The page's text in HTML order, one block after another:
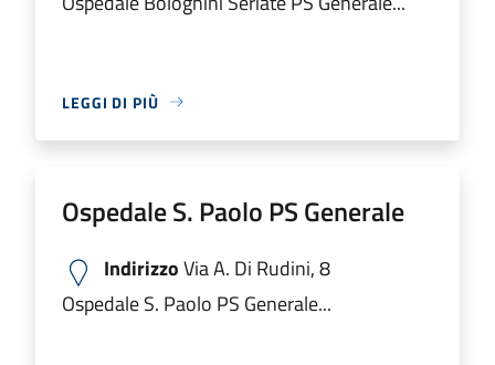
LEGGI DI PIÙ
Ospedale S. Paolo PS Generale
IndirizzoVia A. Di Rudini, 8
Ospedale S. Paolo PS Generale...